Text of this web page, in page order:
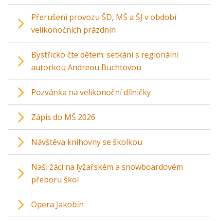
Přerušení provozu ŠD, MŠ a ŠJ v období
velikonočních prázdnin
Bystřicko čte dětem: setkání s regionální
autorkou Andreou Buchtovou
Pozvánka na velikonoční dílničky
Zápis do MŠ 2026
Návštěva knihovny se školkou
Naši žáci na lyžařském a snowboardovém
přeboru škol
Opera Jakobín